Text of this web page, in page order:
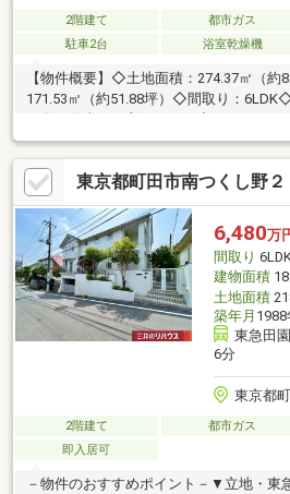
2階建て 都市ガス
駐車2台
浴室乾燥機
【物件概要】◇土地面積：274.37㎡（約
171.53㎡（約51.88坪）◇間取り：
◇シャッター付きのカースペースがご
6.0ｍ道路に接道◇全居室に収納あり◇室
す。◇LD部分に、ビルトインのエアコン
分＋キッチンに床暖房がございます。◇
ます。◇南西向きの為、陽当たりの良
くし野2丁目建築協約があり、閑静な住宅
東京都町田市南つくし野
6,480万
間取り
建物面積
土地面積
築年月
東急田
6分
東京都
2階建て 都市ガス
即入居可
－物件のおすすめポイント－▼立地・東